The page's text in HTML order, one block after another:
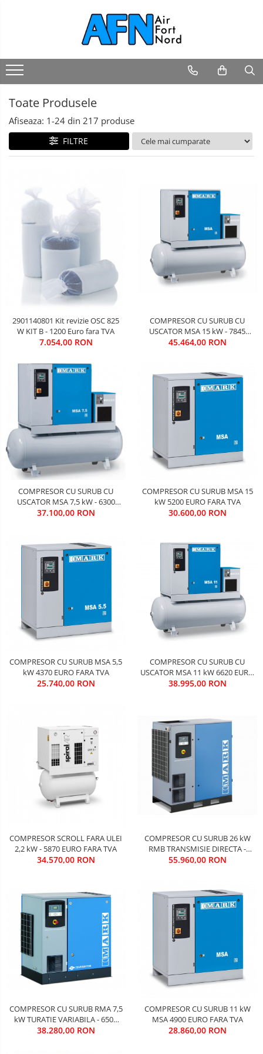
Toate Produsele
Afiseaza: 1-24 din 217 produse
FILTRE
2901140801 Kit revizie OSC 825
W KIT B - 1200 Euro fara TVA
7.054,00 RON
COMPRESOR CU SURUB CU
USCATOR MSA 15 kW - 7845
EURO FARA TVA
45.464,00 RON
COMPRESOR CU SURUB CU
USCATOR MSA 7,5 kW - 6300
EURO FARA TVA
37.100,00 RON
COMPRESOR CU SURUB MSA 15
kW 5200 EURO FARA TVA
30.600,00 RON
COMPRESOR CU SURUB MSA 5,5
kW 4370 EURO FARA TVA
25.740,00 RON
COMPRESOR CU SURUB CU
USCATOR MSA 11 kW 6620 EURO
FARA TVA
38.995,00 RON
COMPRESOR SCROLL FARA ULEI
2,2 kW - 5870 EURO FARA TVA
34.570,00 RON
COMPRESOR CU SURUB 26 kW
RMB TRANSMISIE DIRECTA -
9500 EURO FARA TVA
55.960,00 RON
COMPRESOR CU SURUB RMA 7,5
kW TURATIE VARIABILA - 6500
EURO FARA TVA
38.280,00 RON
COMPRESOR CU SURUB 11 kW
MSA 4900 EURO FARA TVA
28.860,00 RON